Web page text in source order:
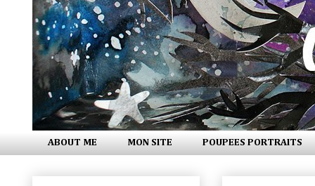
ABOUT ME MON SITE POUPEES PORTRAITS